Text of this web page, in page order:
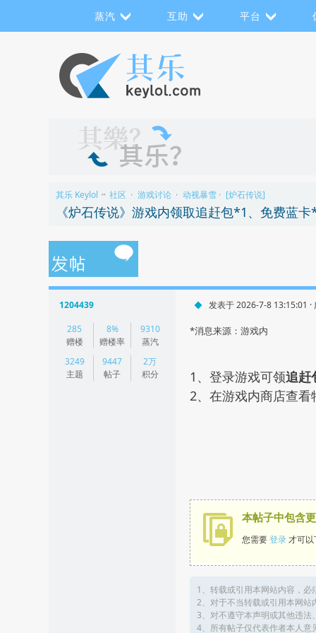
蒸汽 互助 平台
其乐 Keylol >> 社区 › 游戏讨论 › 动视暴雪 › [炉石传说]
1204439
285
赠楼
8%
赠楼率
9310
蒸汽
3249
主题
9447
帖子
2万
积分
发表于 2026-7-8 13:15:01 ·
阅读模式
*消息来源：游戏内
1、登录游戏可领追赶
2、在游戏内商店查
本帖子中包含
您需要登录才可
1、转载或引用本网站内容，必
2、对于不当转载或引用本网
3、对不遵守本声明或其他违
4、所有帖子仅代表作者本人意